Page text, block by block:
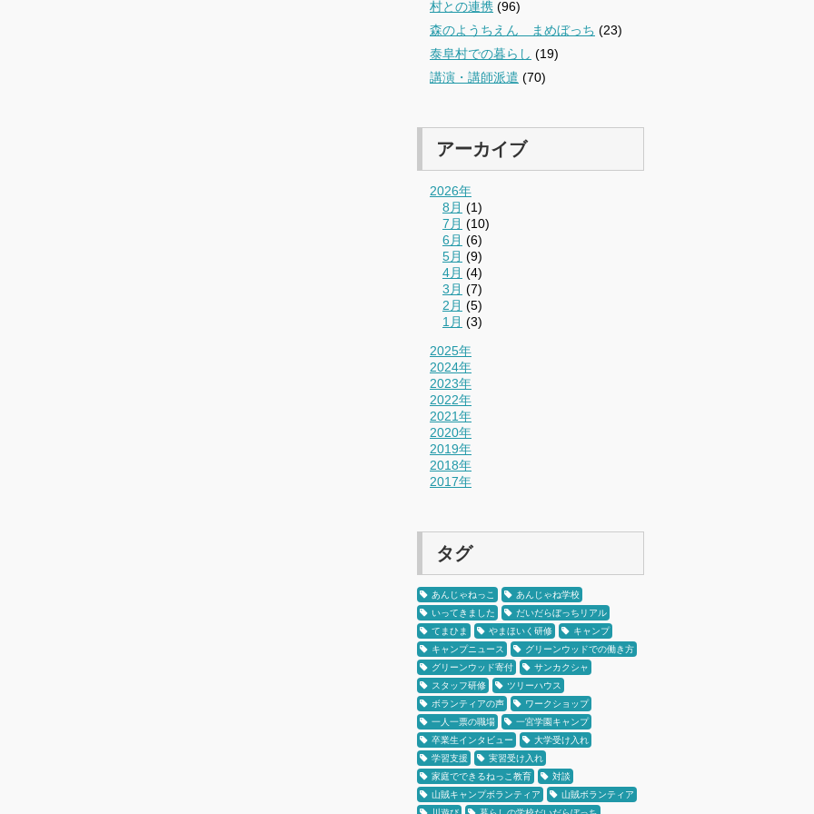
村との連携 (96)
森のようちえん まめぼっち (23)
泰阜村での暮らし (19)
講演・講師派遣 (70)
アーカイブ
2026年
8月 (1)
7月 (10)
6月 (6)
5月 (9)
4月 (4)
3月 (7)
2月 (5)
1月 (3)
2025年
2024年
2023年
2022年
2021年
2020年
2019年
2018年
2017年
タグ
あんじゃねっこ
あんじゃね学校
いってきました
だいだらぼっちリアル
てまひま
やまほいく研修
キャンプ
キャンプニュース
グリーンウッドでの働き方
グリーンウッド寄付
サンカクシャ
スタッフ研修
ツリーハウス
ボランティアの声
ワークショップ
一人一票の職場
一宮学園キャンプ
卒業生インタビュー
大学受け入れ
学習支援
実習受け入れ
家庭でできるねっこ教育
対談
山賊キャンプボランティア
山賊ボランティア